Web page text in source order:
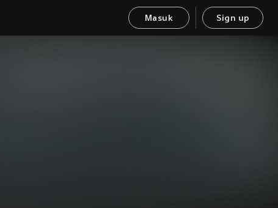
Masuk Sign up